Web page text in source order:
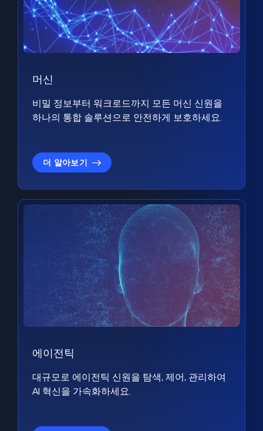
머신
비밀 정보부터 워크로드까지 모든 머신 신원을
하나의 통합 솔루션으로 안전하게 보호하세요.
더 알아보기
에이전틱
대규모로 에이전틱 신원을 탐색, 제어, 관리하여
AI 혁신을 가속화하세요.